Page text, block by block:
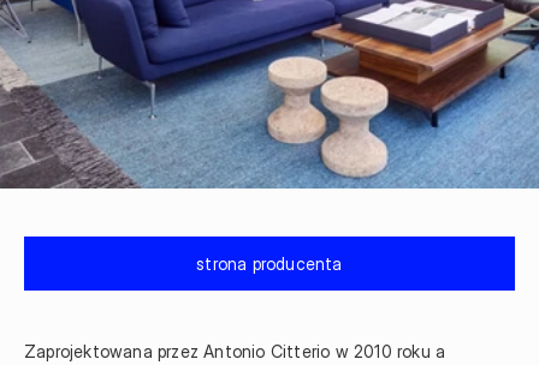
strona producenta
Zaprojektowana przez Antonio Citterio w 2010 roku a